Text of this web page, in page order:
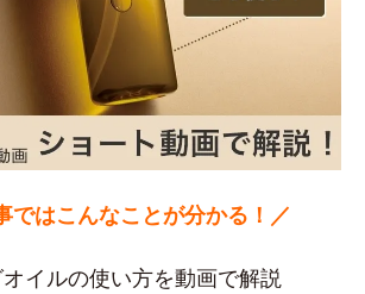
ではこんなことが分かる！／
イルの使い方を動画で解説